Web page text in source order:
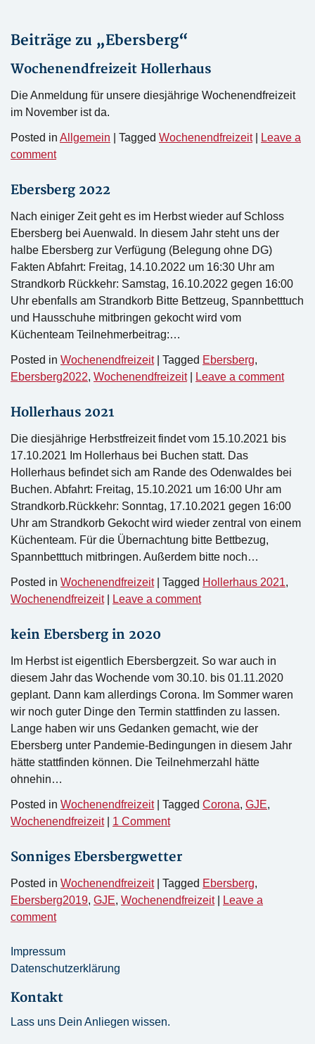
Beiträge zu „Ebersberg“
Wochenendfreizeit Hollerhaus
Die Anmeldung für unsere diesjährige Wochenendfreizeit
im November ist da.
Posted in Allgemein Tagged Wochenendfreizeit
Leave a
comment
Ebersberg 2022
Nach einiger Zeit geht es im Herbst wieder auf Schloss
Ebersberg bei Auenwald. In diesem Jahr steht uns der
halbe Ebersberg zur Verfügung (Belegung ohne DG)
Fakten Abfahrt: Freitag, 14.10.2022 um 16:30 Uhr am
Strandkorb Rückkehr: Samstag, 16.10.2022 gegen 16:00
Uhr ebenfalls am Strandkorb Bitte Bettzeug, Spannbetttuch
und Hausschuhe mitbringen gekocht wird vom
Küchenteam Teilnehmerbeitrag:…
Posted in Wochenendfreizeit Tagged Ebersberg,
Ebersberg2022, Wochenendfreizeit Leave a comment
Hollerhaus 2021
Die diesjährige Herbstfreizeit findet vom 15.10.2021 bis
17.10.2021 Im Hollerhaus bei Buchen statt. Das
Hollerhaus befindet sich am Rande des Odenwaldes bei
Buchen. Abfahrt: Freitag, 15.10.2021 um 16:00 Uhr am
Strandkorb.Rückkehr: Sonntag, 17.10.2021 gegen 16:00
Uhr am Strandkorb Gekocht wird wieder zentral von einem
Küchenteam. Für die Übernachtung bitte Bettbezug,
Spannbetttuch mitbringen. Außerdem bitte noch…
Posted in Wochenendfreizeit Tagged Hollerhaus 2021,
Wochenendfreizeit
Leave a comment
kein Ebersberg in 2020
Im Herbst ist eigentlich Ebersbergzeit. So war auch in
diesem Jahr das Wochende vom 30.10. bis 01.11.2020
geplant. Dann kam allerdings Corona. Im Sommer waren
wir noch guter Dinge den Termin stattfinden zu lassen.
Lange haben wir uns Gedanken gemacht, wie der
Ebersberg unter Pandemie-Bedingungen in diesem Jahr
hätte stattfinden können. Die Teilnehmerzahl hätte
ohnehin…
Posted in Wochenendfreizeit Tagged Corona, GJE,
Wochenendfreizeit
1 Comment
Sonniges Ebersbergwetter
Posted in Wochenendfreizeit Tagged Ebersberg,
Ebersberg2019, GJE, Wochenendfreizeit
Leave a
comment
Impressum
Datenschutzerklärung
Kontakt
Lass uns Dein Anliegen wissen.